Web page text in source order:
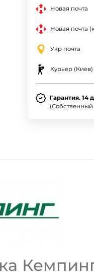
Новая почта
Новая почта
Укр почта
Курьер (Киев)
Гарантия. 14
Кемпинг